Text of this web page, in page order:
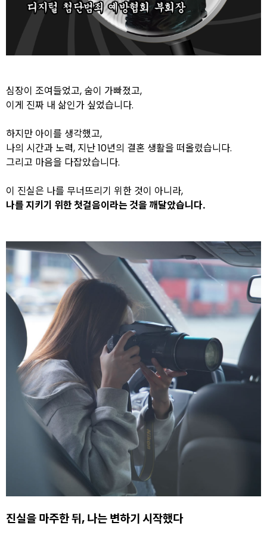
심장이 조여들었고, 숨이 가빠졌고,
이게 진짜 내 삶인가 싶었습니다.
하지만 아이를 생각했고,
나의 시간과 노력, 지난 10년의 결혼 생활을 떠올렸습니다.
그리고 마음을 다잡았습니다.
이 진실은 나를 무너뜨리기 위한 것이 아니라,
나를 지키기 위한 첫걸음이라는 것을 깨달았습니다.
진실을 마주한 뒤, 나는 변하기 시작했다